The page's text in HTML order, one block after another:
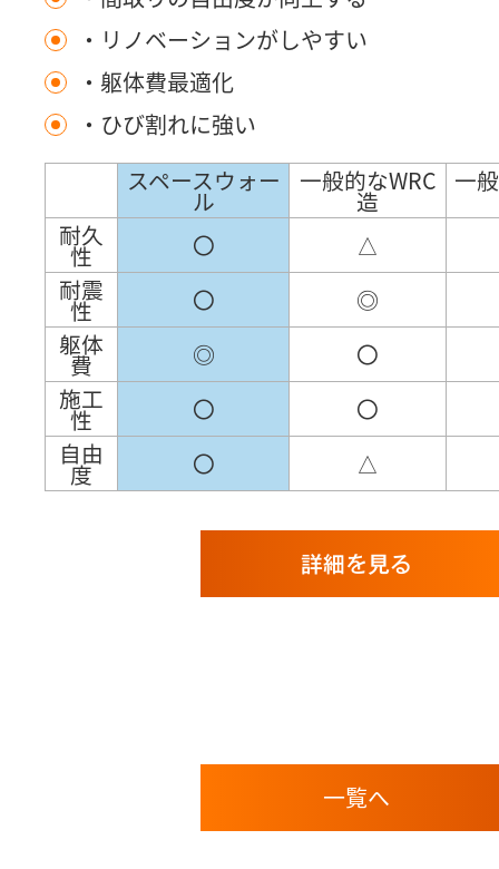
・リノベーションがしやすい
・躯体費最適化
・ひび割れに強い
スペースウォー
ル
一般的なWRC
造
一
耐久
性 〇
△
耐震
性 〇
◎
躯体
費 ◎
〇
施工
性 〇
〇
自由
度 〇 △
詳細を見る
一覧へ